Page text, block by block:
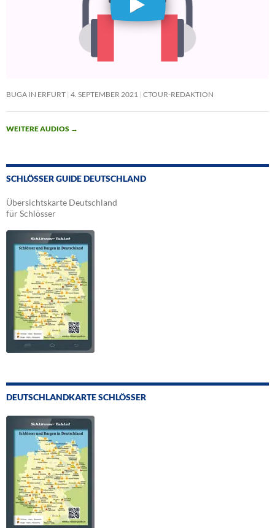
BUGA IN ERFURT 4. SEPTEMBER 2021 CTOUR-REDAKTION
WEITERE AUDIOS →
SCHLÖSSER GUIDE DEUTSCHLAND
Übersichtskarte Deutschland
für Schlösser
DEUTSCHLANDKARTE SCHLÖSSER